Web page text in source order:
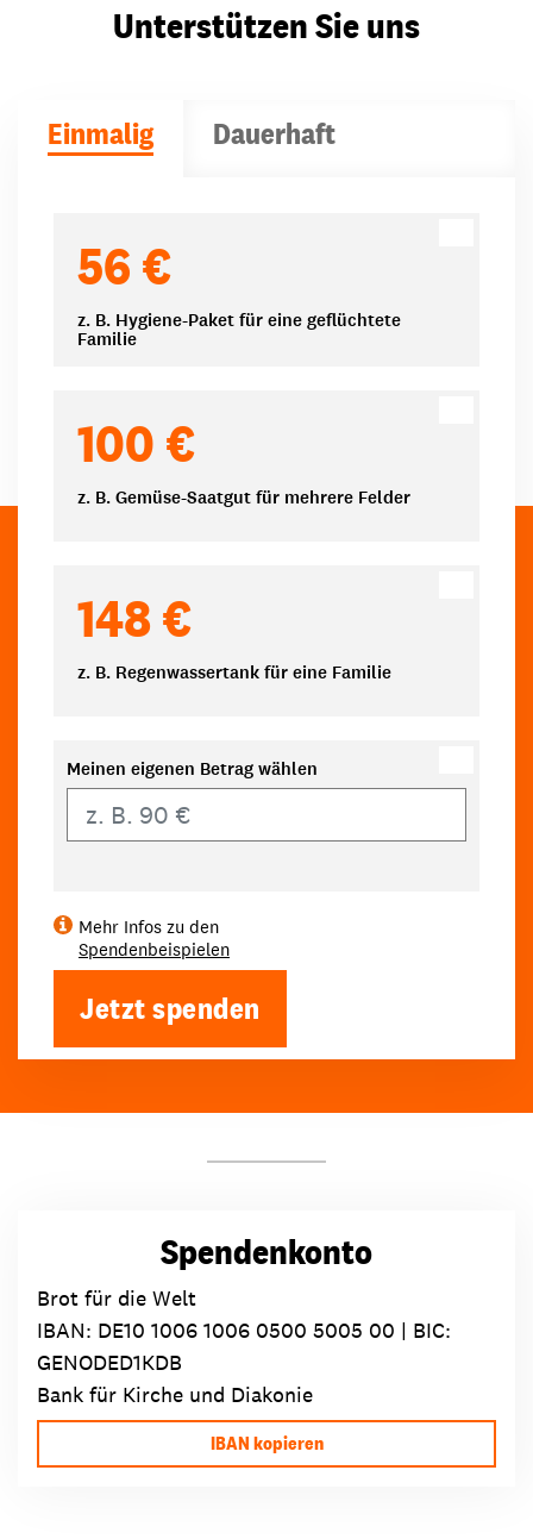
Unterstützen Sie uns
Einmalig Dauerhaft
56 €
z. B. Hygiene-Paket für eine geflüchtete
Familie
100 €
z. B. Gemüse-Saatgut für mehrere Felder
148 €
z. B. Regenwassertank für eine Familie
Meinen eigenen Betrag wählen
Mehr Infos zu den
Spendenbeispielen
Jetzt spenden
Spendenkonto
Brot für die Welt
IBAN: DE10 1006 1006 0500 5005 00 | BIC:
GENODED1KDB
Bank für Kirche und Diakonie
IBAN kopieren